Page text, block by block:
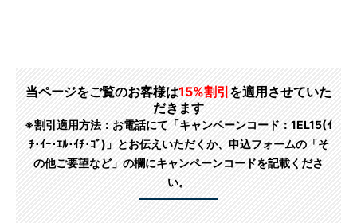
当ページをご覧のお客様は15%割引 を適用させていた
だきます
※割引適用方法：お電話にて「キャンペーンコード：1EL15(ｲ
ﾁ･ｲｰ･ｴﾙ･ｲﾁ･ｺﾞ)」とお伝えいただくか、申込フォームの「そ
の他ご要望など」の欄にキャンペーンコードを記載くださ
い。